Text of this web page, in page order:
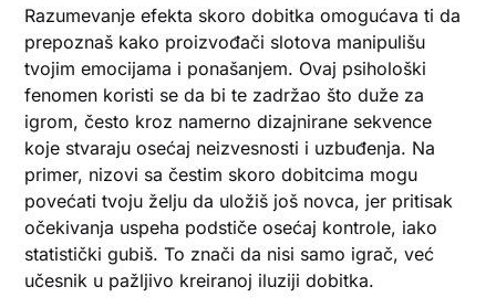
Razumevanje efekta skoro dobitka omogućava ti da
prepoznaš kako proizvođači slotova manipulišu
tvojim emocijama i ponašanjem. Ovaj psihološki
fenomen koristi se da bi te zadržao što duže za
igrom, često kroz namerno dizajnirane sekvence
koje stvaraju osećaj neizvesnosti i uzbuđenja. Na
primer, nizovi sa čestim skoro dobitcima mogu
povećati tvoju želju da uložiš još novca, jer pritisak
očekivanja uspeha podstiče osećaj kontrole, iako
statistički gubiš. To znači da nisi samo igrač, već
učesnik u pažljivo kreiranoj iluziji dobitka.